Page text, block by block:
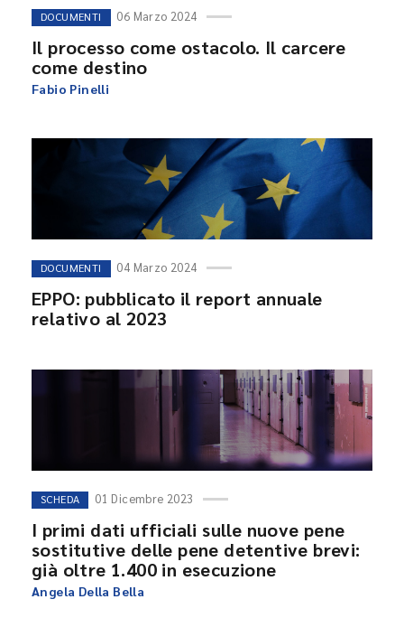
DOCUMENTI 06 Marzo 2024
Il processo come ostacolo. Il carcere
come destino
Fabio Pinelli
DOCUMENTI 04 Marzo 2024
EPPO: pubblicato il report annuale
relativo al 2023
SCHEDA 01 Dicembre 2023
I primi dati ufficiali sulle nuove pene
sostitutive delle pene detentive brevi:
già oltre 1.400 in esecuzione
Angela Della Bella